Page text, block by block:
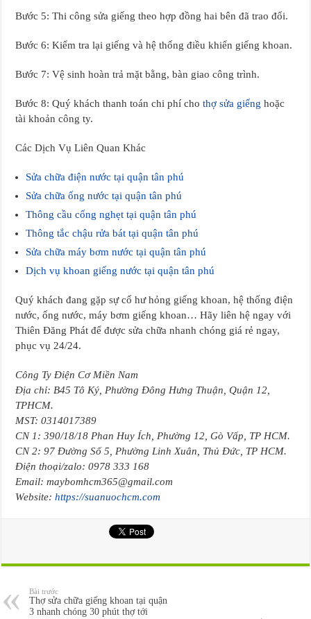
Bước 5: Thi công sửa giếng theo hợp đồng hai bên đã trao đổi.
Bước 6: Kiểm tra lại giếng và hệ thống điều khiển giếng khoan.
Bước 7: Vệ sinh hoàn trả mặt bằng, bàn giao công trình.
Bước 8: Quý khách thanh toán chi phí chothợ sửa giếng hoặc
tài khoản công ty.
Các Dịch Vụ Liên Quan Khác
Sửa chữa điện nước tại quận tân phú
Sửa chữa ống nước tại quận tân phú
Thông cầu cống nghẹt tại quận tân phú
Thông tắc chậu rửa bát tại quận tân phú
Sửa chữa máy bơm nước tại quận tân phú
Dịch vụ khoan giếng nước tại quận tân phú
Quý khách đang gặp sự cố hư hỏng giếng khoan, hệ thống điện
nước, ống nước, máy bơm giếng khoan… Hãy liên hệ ngay với
Thiên Đăng Phát để được sửa chữa nhanh chóng giá rẻ ngay,
phục vụ 24/24.
Công Ty Điện Cơ Miền Nam
Địa chỉ: B45 Tô Ký, Phường Đông Hưng Thuận, Quận 12,
TPHCM.
MST: 0314017389
CN 1: 390/18/18 Phan Huy Ích, Phường 12, Gò Vấp, TP HCM.
CN 2: 97 Đường Số 5, Phường Linh Xuân, Thủ Đức, TP HCM.
Điện thoại/zalo: 0978 333 168
Email: maybomhcm365@gmail.com
Website:https://suanuochcm.com
Bài trước
Thợ sửa chữa giếng khoan tại quận
3 nhanh chóng 30 phút thợ tới